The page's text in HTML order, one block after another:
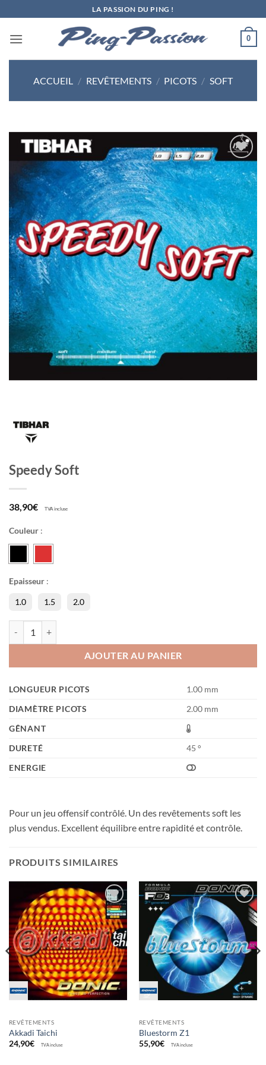
au
contenu
LA PASSION DU PING !
0
ACCUEIL / REVÊTEMENTS / PICOTS / SOFT
Ajouter
aux
souhaits
Speedy Soft
38,90€ TVA incluse
Couleur :
Epaisseur :
1.0 1.5 2.0
AJOUTER AU PANIER
LONGUEUR PICOTS
1.00 mm
DIAMÈTRE PICOTS
2.00 mm
GÊNANT
DURETÉ
45 °
ENERGIE
Pour un jeu offensif contrôlé. Un des revêtements soft les
plus vendus. Excellent équilibre entre rapidité et contrôle.
PRODUITS SIMILAIRES
Ajouter
aux
souhaits
REVÊTEMENTS
Akkadi Taichi
24,90€ TVA incluse
Ajouter
aux
souhaits
REVÊTEMENTS
Bluestorm Z1
55,90€ TVA incluse